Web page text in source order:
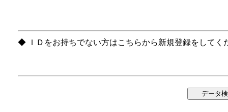
◆ ＩＤをお持ちでない方はこちらから新規登録をしてく